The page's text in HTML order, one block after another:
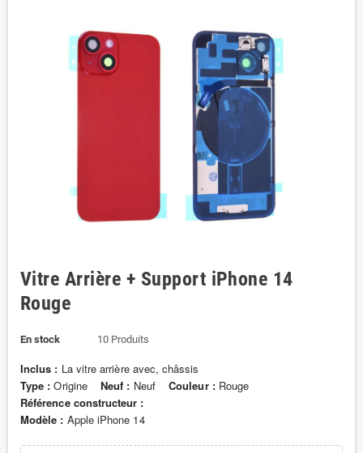
Vitre Arrière + Support iPhone 14
Rouge
En stock 10 Produits
Inclus : La vitre arrière avec, châssis
Type : OrigineNeuf : NeufCouleur :Rouge
Référence constructeur :
Modèle : Apple iPhone 14